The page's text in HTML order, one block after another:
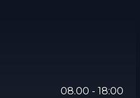
08.00 - 18:00